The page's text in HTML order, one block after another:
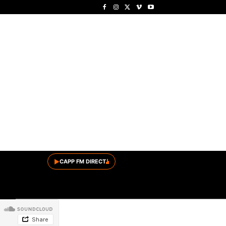
▶CAPP FM DIRECT